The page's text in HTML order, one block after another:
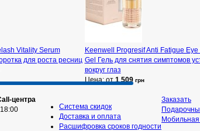
Vitality Serum
для роста ресниц
Keenwell Progresif Anti Fatigue
Gel Гель для снятия симптомов
вокруг глаз
Цена: от1 509 грн
центра
Система скидок
Доставка и оплата
Расшифровка сроков годности
Заказать
Мобильная